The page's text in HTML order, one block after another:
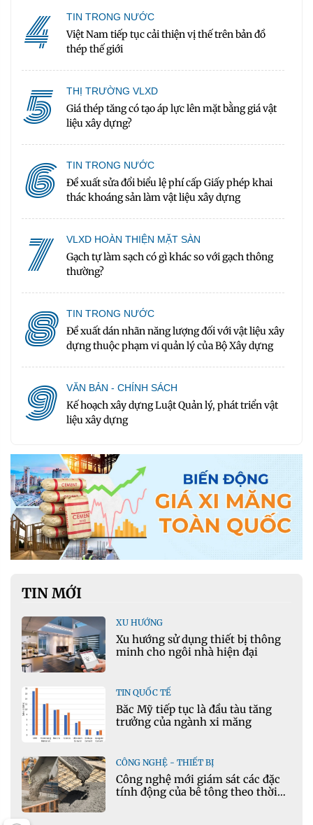
4 TIN TRONG NƯỚC
Việt Nam tiếp tục cải thiện vị thế trên bản đồ
thép thế giới
5 THỊ TRƯỜNG VLXD
Giá thép tăng có tạo áp lực lên mặt bằng giá vật
liệu xây dựng?
6 TIN TRONG NƯỚC
Đề xuất sửa đổi biểu lệ phí cấp Giấy phép khai
thác khoáng sản làm vật liệu xây dựng
7 VLXD HOÀN THIỆN MẶT SÀN
Gạch tự làm sạch có gì khác so với gạch thông
thường?
8 TIN TRONG NƯỚC
Đề xuất dán nhãn năng lượng đối với vật liệu xây
dựng thuộc phạm vi quản lý của Bộ Xây dựng
9 VĂN BẢN - CHÍNH SÁCH
Kế hoạch xây dựng Luật Quản lý, phát triển vật
liệu xây dựng
TIN MỚI
XU HƯỚNG
Xu hướng sử dụng thiết bị thông
minh cho ngôi nhà hiện đại
TIN QUỐC TẾ
Bắc Mỹ tiếp tục là đầu tàu tăng
trưởng của ngành xi măng
CÔNG NGHỆ - THIẾT BỊ
Công nghệ mới giám sát các đặc
tính động của bê tông theo thời